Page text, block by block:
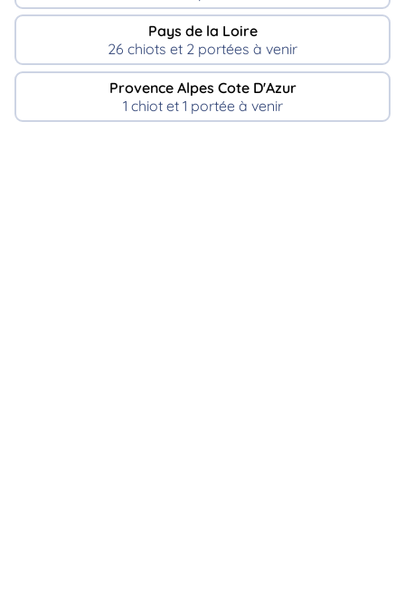
Pays de la Loire
26 chiots et 2 portées à venir
Provence Alpes Cote D'Azur
1 chiot et 1 portée à venir